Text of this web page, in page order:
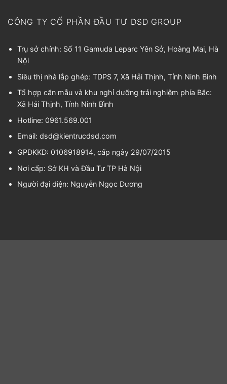
CÔNG TY CỔ PHẦN ĐẦU TƯ DSD GROUP
Trụ sở chính: Số 11 Gamuda Leparc Yên Sở, Hoàng Mai, Hà
Nội
Siêu thị nhà lắp ghép: TDPS 7, Xã Hải Thịnh, Tỉnh Ninh Bình
Tổ hợp căn mẫu và khu nghỉ dưỡng trải nghiệm phía Bắc:
Xã Hải Thịnh, Tỉnh Ninh Bình
Hotline: 0961.569.001
Email: dsd@kientrucdsd.com
GPĐKKD: 0106918914, cấp ngày 29/07/2015
Nơi cấp: Sở KH và Đầu Tư TP Hà Nội
Người đại diện: Nguyễn Ngọc Dương